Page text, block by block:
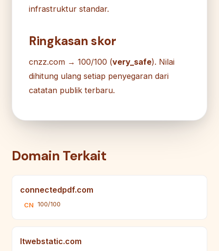
infrastruktur standar.
Ringkasan skor
cnzz.com → 100/100 (very_safe). Nilai
dihitung ulang setiap penyegaran dari
catatan publik terbaru.
Domain Terkait
connectedpdf.com
CN 100/100
ltwebstatic.com